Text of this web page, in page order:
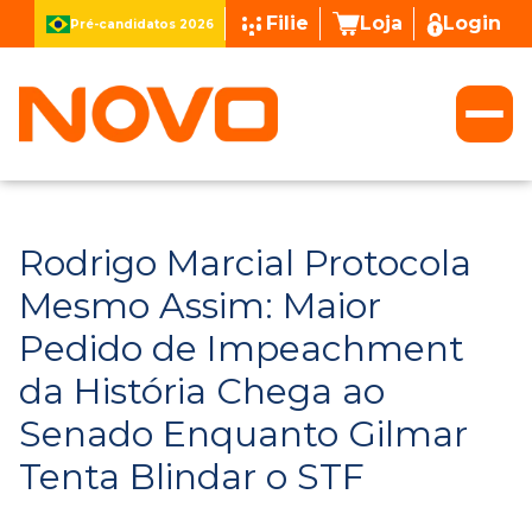
Pré-candidatos 2026 Filie Loja Login
Rodrigo Marcial Protocola
Mesmo Assim: Maior
Pedido de Impeachment
da História Chega ao
Senado Enquanto Gilmar
Tenta Blindar o STF